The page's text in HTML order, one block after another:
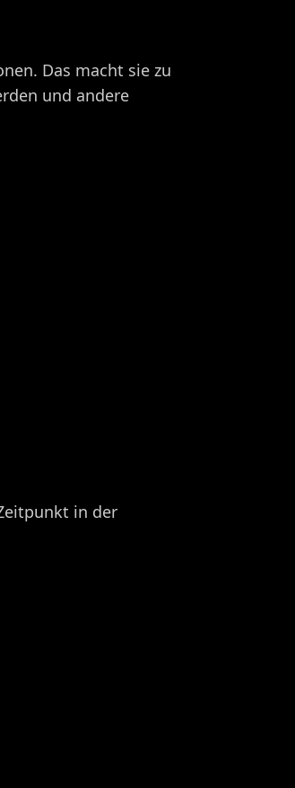
Das macht sie zu
und andere
in der